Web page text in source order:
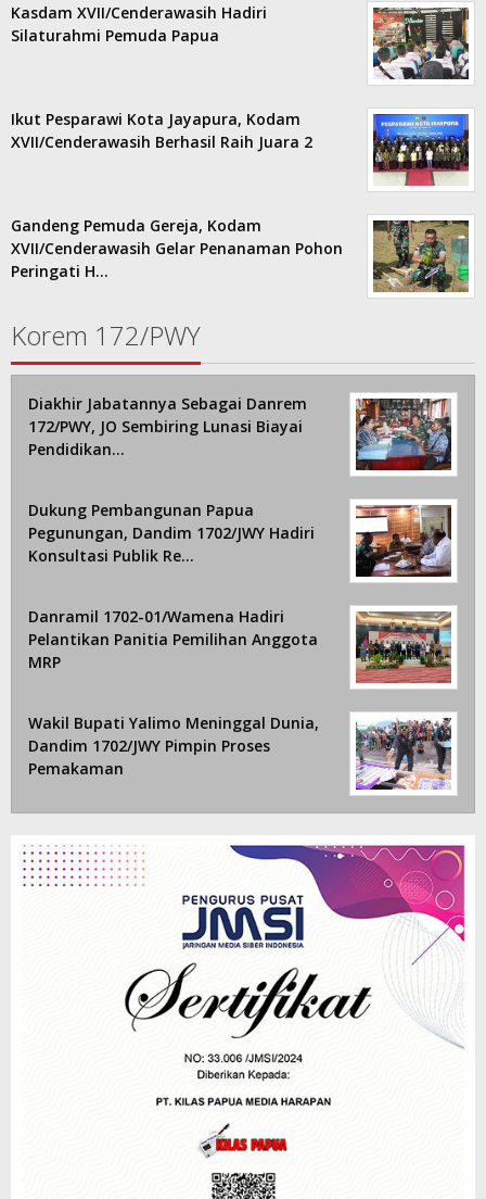
Kasdam XVII/Cenderawasih Hadiri
Silaturahmi Pemuda Papua
Ikut Pesparawi Kota Jayapura, Kodam
XVII/Cenderawasih Berhasil Raih Juara 2
Gandeng Pemuda Gereja, Kodam
XVII/Cenderawasih Gelar Penanaman Pohon
Peringati H…
Korem 172/PWY
Diakhir Jabatannya Sebagai Danrem
172/PWY, JO Sembiring Lunasi Biayai
Pendidikan…
Dukung Pembangunan Papua
Pegunungan, Dandim 1702/JWY Hadiri
Konsultasi Publik Re…
Danramil 1702-01/Wamena Hadiri
Pelantikan Panitia Pemilihan Anggota
MRP
Wakil Bupati Yalimo Meninggal Dunia,
Dandim 1702/JWY Pimpin Proses
Pemakaman